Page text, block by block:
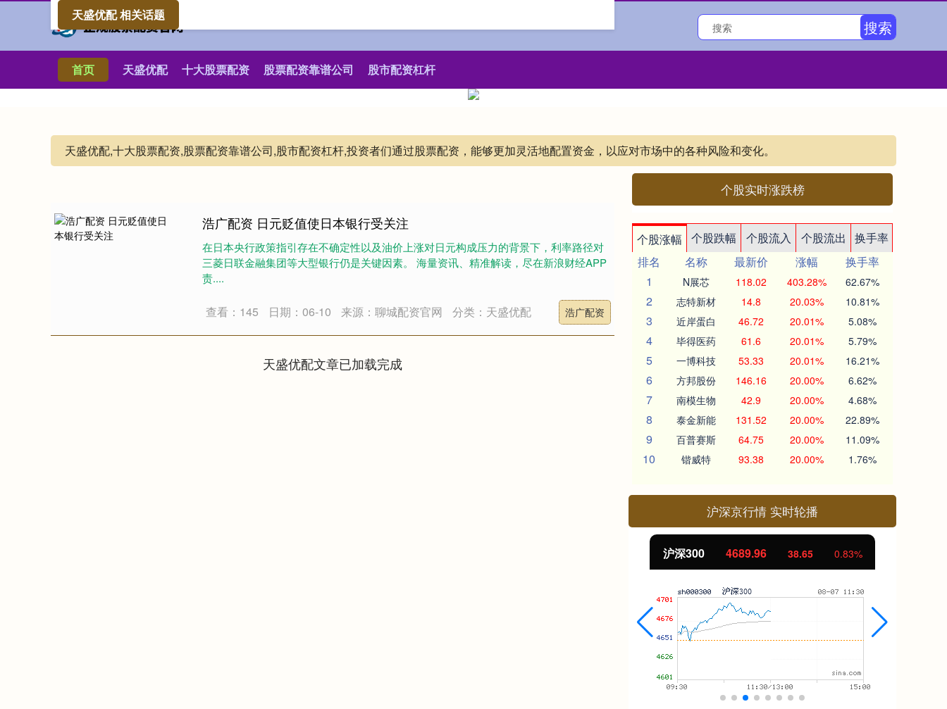
搜索
首页 天盛优配 十大股票配资 股票配资靠谱公司 股市配资杠杆
天盛优配,十大股票配资,股票配资靠谱公司,股市配资杠杆,投资者们通过股票配资，能够更加灵活地配置资金，以应对市场中的各种风险和变化。
天盛优配 相关话题
浩广配资 日元贬值使日本银行受关注
在日本央行政策指引存在不确定性以及油价上涨对日元构成压力的背景下，利率路径对
三菱日联金融集团等大型银行仍是关键因素。 海量资讯、精准解读，尽在新浪财经APP
责....
查看：145 日期：06-10 来源：聊城配资官网 分类：天盛优配 浩广配资
天盛优配文章已加载完成
个股实时涨跌榜
个股涨幅 个股跌幅 个股流入 个股流出
换手率
排名
名称 最新价 涨幅
换手率
1
N展芯 118.02 403.28% 62.67%
2 志特新材 14.8 20.03% 10.81%
3 近岸蛋白 46.72 20.01% 5.08%
4 毕得医药 61.6 20.01% 5.79%
5 一博科技 53.33 20.01% 16.21%
6 方邦股份 146.16 20.00% 6.62%
7 南模生物 42.9 20.00% 4.68%
8 泰金新能 131.52 20.00% 22.89%
9 百普赛斯 64.75 20.00% 11.09%
10 锴威特 93.38 20.00% 1.76%
沪深京行情 实时轮播
沪深300 4689.96 38.65 0.83%